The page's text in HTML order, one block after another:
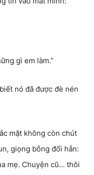
gì em làm.”
nó đã được đè nén
mặt không còn chút
giọng bỗng đổi hẳn:
mẹ. Chuyện cũ… thôi